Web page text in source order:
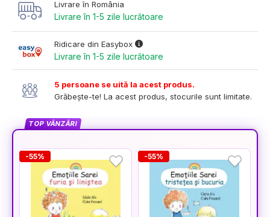
Livrare în România
Livrare în 1-5 zile lucrătoare
Ridicare din Easybox
Livrare în 1-5 zile lucrătoare
5 persoane se uită la acest produs.
Grăbește-te! La acest produs, stocurile sunt limitate.
TOP VÂNZĂRI
-55% -55%